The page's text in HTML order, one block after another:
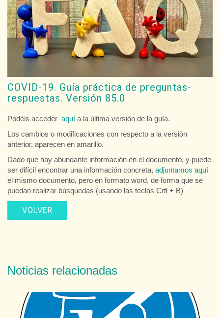
COVID-19. Guía práctica de preguntas-
respuestas. Versión 85.0
Podéis acceder aquí a la última versión de la guía.
Los cambios o modificaciones con respecto a la versión
anterior, aparecen en amarillo.
Dado que hay abundante información en el documento, y puede
ser difícil encontrar una información concreta, adjuntamos aquí
el mismo documento, pero en formato word, de forma que se
puedan realizar búsquedas (usando las teclas Crtl + B)
VOLVER
Noticias relacionadas